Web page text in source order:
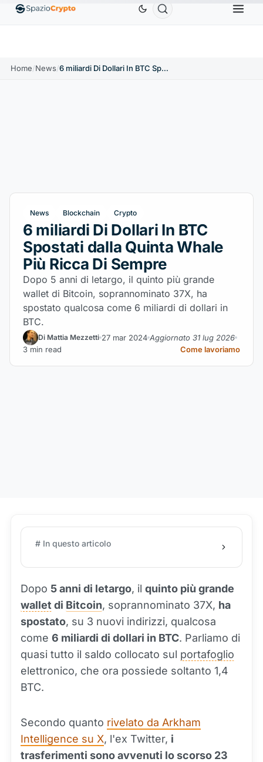
EthereumETH1.880,58 USD TetherUSDT ↑0.00%
Home/News/ 6 miliardi Di Dollari In BTC Spostati dalla Quinta Whale Più Ricca Di Sempre
News Blockchain Crypto
6 miliardi Di Dollari In BTC
Spostati dalla Quinta Whale
Più Ricca Di Sempre
Dopo 5 anni di letargo, il quinto più grande
wallet di Bitcoin, soprannominato 37X, ha
spostato qualcosa come 6 miliardi di dollari in
BTC.
Di Mattia Mezzetti 27 mar 2024 Aggiornato 31 lug 2026
3 min read
Come lavoriamo
# In questo articolo
Dopo 5 anni di letargo, il quinto più grande
wallet di Bitcoin, soprannominato 37X, ha
spostato, su 3 nuovi indirizzi, qualcosa
come 6 miliardi di dollari in BTC. Parliamo di
quasi tutto il saldo collocato sul portafoglio
elettronico, che ora possiede soltanto 1,4
BTC.
Secondo quanto rivelato da Arkham
Intelligence su X, l'ex Twitter, i
trasferimenti sono avvenuti lo scorso 23